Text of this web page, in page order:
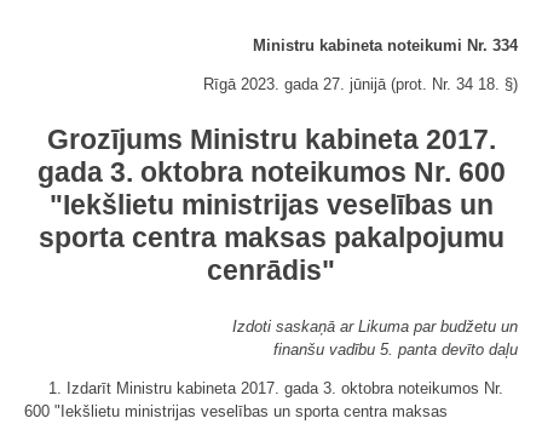
Ministru kabineta noteikumi Nr. 334
Rīgā 2023. gada 27. jūnijā (prot. Nr. 34 18. §)
Grozījums Ministru kabineta 2017.
gada 3. oktobra noteikumos Nr. 600
"Iekšlietu ministrijas veselības un
sporta centra maksas pakalpojumu
cenrādis"
Izdoti saskaņā ar Likuma par budžetu un
finanšu vadību 5. panta devīto daļu
1. Izdarīt Ministru kabineta 2017. gada 3. oktobra noteikumos Nr.
600 "Iekšlietu ministrijas veselības un sporta centra maksas